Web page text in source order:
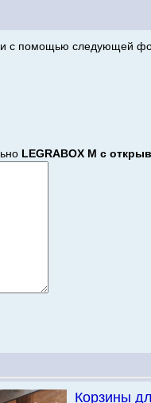
с помощью следующей
LEGRABOX M с
Корзины